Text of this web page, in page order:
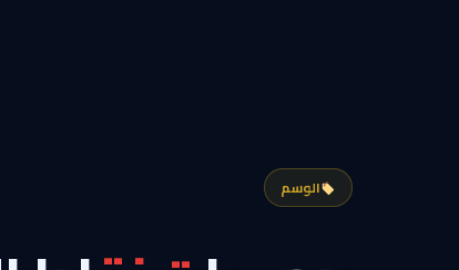
الوسم